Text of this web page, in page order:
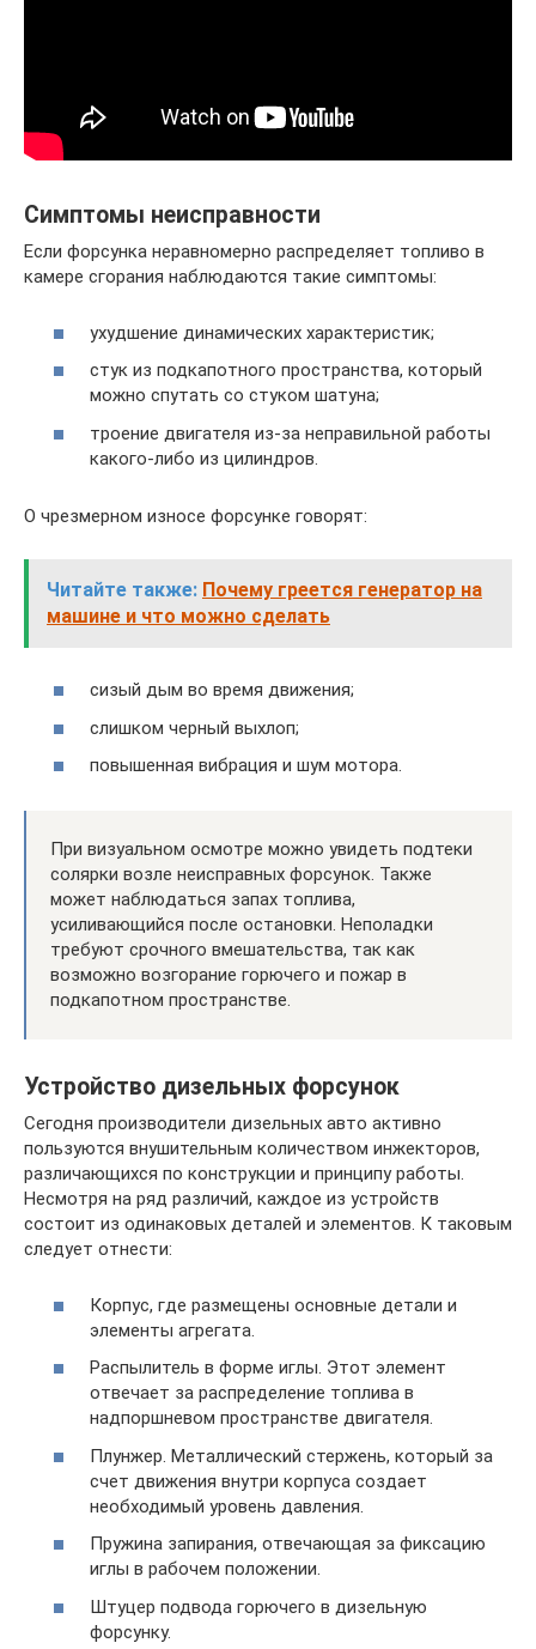
Симптомы неисправности
Если форсунка неравномерно распределяет топливо в
камере сгорания наблюдаются такие симптомы:
ухудшение динамических характеристик;
стук из подкапотного пространства, который
можно спутать со стуком шатуна;
троение двигателя из-за неправильной работы
какого-либо из цилиндров.
О чрезмерном износе форсунке говорят:
Читайте также: Почему греется генератор на
машине и что можно сделать
сизый дым во время движения;
слишком черный выхлоп;
повышенная вибрация и шум мотора.
При визуальном осмотре можно увидеть подтеки
солярки возле неисправных форсунок. Также
может наблюдаться запах топлива,
усиливающийся после остановки. Неполадки
требуют срочного вмешательства, так как
возможно возгорание горючего и пожар в
подкапотном пространстве.
Устройство дизельных форсунок
Сегодня производители дизельных авто активно
пользуются внушительным количеством инжекторов,
различающихся по конструкции и принципу работы.
Несмотря на ряд различий, каждое из устройств
состоит из одинаковых деталей и элементов. К таковым
следует отнести:
Корпус, где размещены основные детали и
элементы агрегата.
Распылитель в форме иглы. Этот элемент
отвечает за распределение топлива в
надпоршневом пространстве двигателя.
Плунжер. Металлический стержень, который за
счет движения внутри корпуса создает
необходимый уровень давления.
Пружина запирания, отвечающая за фиксацию
иглы в рабочем положении.
Штуцер подвода горючего в дизельную
форсунку.